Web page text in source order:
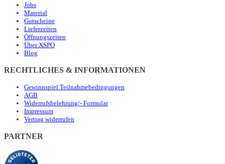
Jobs
Material
Gutscheine
Lieferzeiten
Öffnungszeiten
Über XSPO
Blog
RECHTLICHES & INFORMATIONEN
Gewinnspiel Teilnahmebedingungen
AGB
Widerrufsbelehrung/- Formular
Impressum
Vertrag widerrufen
PARTNER